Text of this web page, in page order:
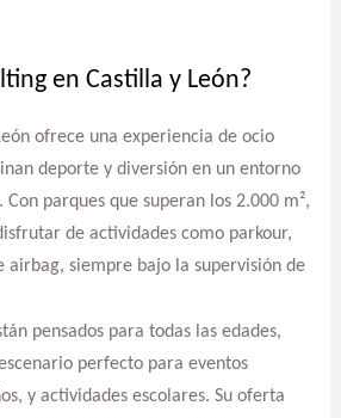
en Castilla y León?
ofrece una experiencia de ocio
deporte y diversión en un entorno
parques que superan los 2.000 m²,
de actividades como parkour,
airbag, siempre bajo la supervisión de
pensados para todas las edades,
perfecto para eventos
y actividades escolares. Su oferta